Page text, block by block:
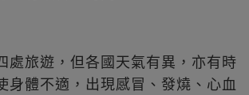
處旅遊，但各國天氣有異，亦有時
身體不適，出現感冒、發燒、心血